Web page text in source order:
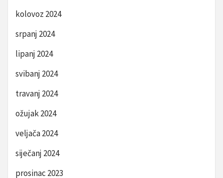
kolovoz 2024
srpanj 2024
lipanj 2024
svibanj 2024
travanj 2024
ožujak 2024
veljača 2024
siječanj 2024
prosinac 2023